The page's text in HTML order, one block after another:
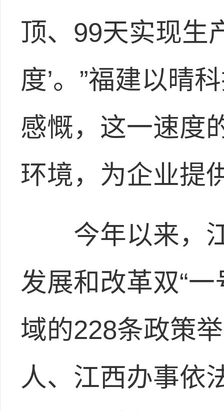
顶、99天实现生
度’。”福建以晴
感慨，这一速度
环境，为企业提
今年以来，江
发展和改革双“
域的228条政策
人、江西办事依